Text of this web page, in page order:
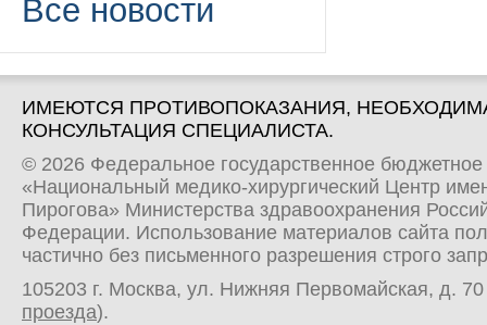
Все новости
ИМЕЮТСЯ ПРОТИВОПОКАЗАНИЯ,
КОНСУЛЬТАЦИЯ СПЕЦИАЛИСТА.
© 2026 Федеральное государственное
«Национальный медико-хирургический Центр
Пирогова» Министерства здравоохранения
Федерации. Использование материалов сайта
частично без письменного разрешения строго
105203 г. Москва, ул. Нижняя Первомайская, д.
проезда).